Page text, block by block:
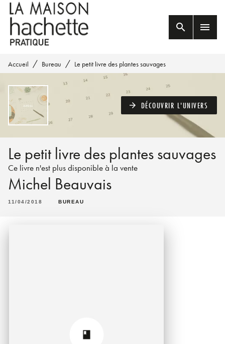
MENU RECHERCHE
PIED DE PAGE
search menu
Accueil / Bureau / Le petit livre des plantes sauvages
arrow_forward DÉCOUVRIR L'UNIVERS
Le petit livre des plantes sauvages
Ce livre n'est plus disponible à la vente
Michel Beauvais
11/04/2018 BUREAU